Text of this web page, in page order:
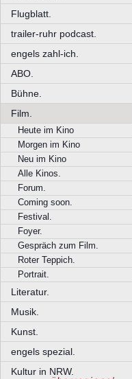
Flugblatt.
trailer-ruhr podcast.
engels zahl-ich.
ABO.
Bühne.
Film.
Heute im Kino
Morgen im Kino
Neu im Kino
Alle Kinos.
Forum.
Coming soon.
Festival.
Foyer.
Gespräch zum Film.
Roter Teppich.
Portrait.
Literatur.
Musik.
Kunst.
engels spezial.
Kultur in NRW.